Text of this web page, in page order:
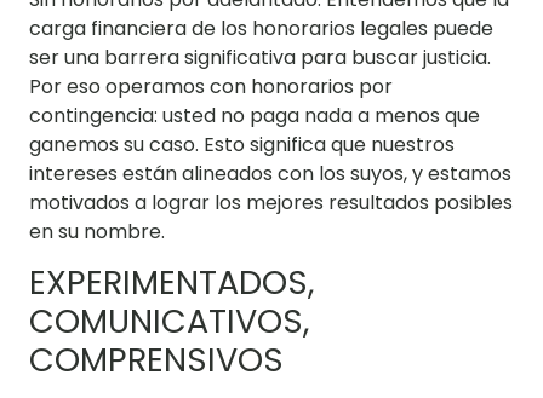
carga financiera de los honorarios legales puede
ser una barrera significativa para buscar justicia.
Por eso operamos con honorarios por
contingencia: usted no paga nada a menos que
ganemos su caso. Esto significa que nuestros
intereses están alineados con los suyos, y estamos
motivados a lograr los mejores resultados posibles
en su nombre.
EXPERIMENTADOS,
COMUNICATIVOS,
COMPRENSIVOS